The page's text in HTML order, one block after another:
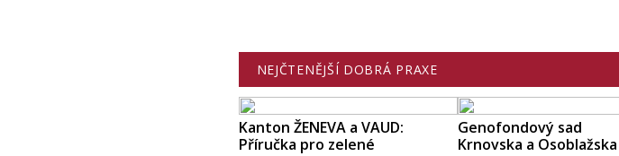
NEJČTENĚJŠÍ DOBRÁ PRAXE
Kanton ŽENEVA a VAUD:
Příručka pro zelené
Genofondový sad
Krnovska a Osoblažska